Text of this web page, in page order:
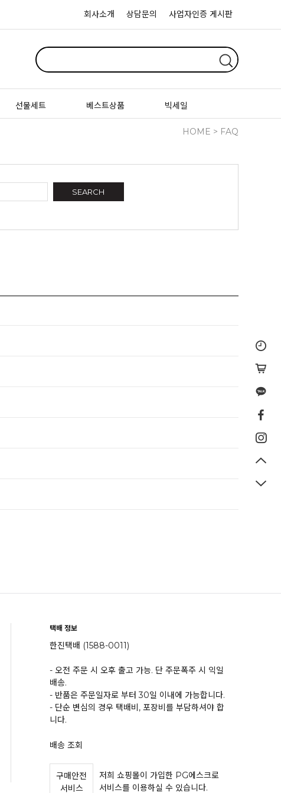
회사소개 상담문의 사업자인증 게시판
선물세트 베스트상품 빅세일
HOME > FAQ
SEARCH
택배 정보
한진택배 (1588-0011)
- 오전 주문 시 오후 출고 가능. 단 주문폭주 시 익일
배송.
- 반품은 주문일자로 부터 30일 이내에 가능합니다.
- 단순 변심의 경우 택배비, 포장비를 부담하셔야 합
니다.
배송 조회
구매안전
서비스
저희 쇼핑몰이 가입한 PG에스크로
서비스를 이용하실 수 있습니다.